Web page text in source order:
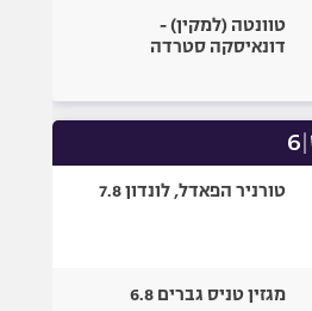
טוונטה (למקין) -
דונאיסקה סטרדה
טורניר הפאדל, לונדון 7.8
מגזין טניס גברים 6.8